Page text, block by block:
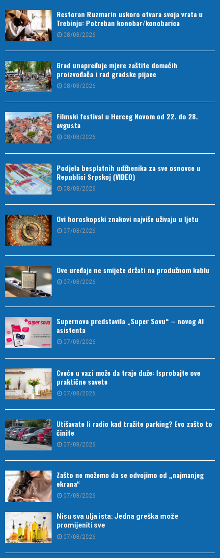
Restoran Ruzmarin uskoro otvara svoja vrata u
Trebinju: Potreban konobar/konobarica
08/08/2026
Grad unapređuje mjere zaštite domaćih
proizvođača i rad gradske pijace
08/08/2026
Filmski festival u Herceg Novom od 22. do 28.
avgusta
08/08/2026
Podjela besplatnih udžbenika za sve osnovce u
Republici Srpskoj (VIDEO)
08/08/2026
Ovi horoskopski znakovi najviše uživaju u ljetu
07/08/2026
Ove uređaje ne smijete držati na produžnom kablu
07/08/2026
Supernova predstavila „Super Sovu“ – novog AI
asistenta
07/08/2026
Cveće u vazi može da traje duže: Isprobajte ove
praktične savete
07/08/2026
Utišavate li radio kad tražite parking? Evo zašto to
činite
07/08/2026
Zašto ne možemo da se odvojimo od „najmanjeg
ekrana“
07/08/2026
Nisu sva ulja ista: Jedna greška može
promijeniti sve
07/08/2026